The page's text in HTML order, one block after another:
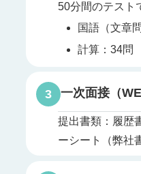
50分間のテスト
国語（文章
計算：34問
3 一次面接（
提出書類：履歴
ーシート（弊社